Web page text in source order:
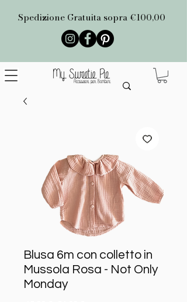
Spedizione Gratuita sopra €100,00
Blusa 6m con colletto in
Mussola Rosa - Not Only
Monday